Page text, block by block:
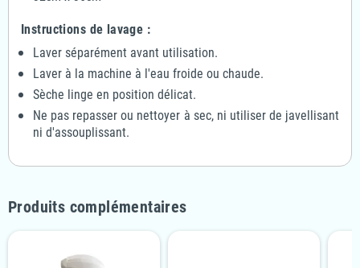
Instructions de lavage :
Laver séparément avant utilisation.
Laver à la machine à l'eau froide ou chaude.
Sèche linge en position délicat.
Ne pas repasser ou nettoyer à sec, ni utiliser de javellisant
ni d'assouplissant.
Produits complémentaires